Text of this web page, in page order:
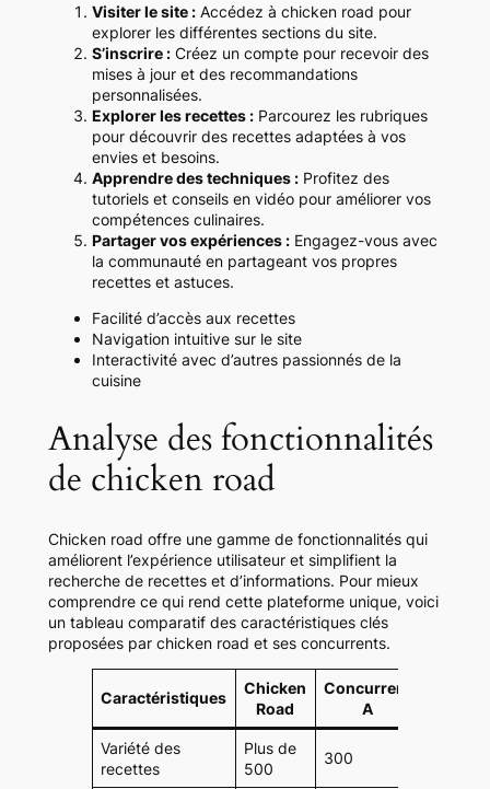
Visiter le site :Accédez à chicken road pour
explorer les différentes sections du site.
S’inscrire :Créez un compte pour recevoir des
mises à jour et des recommandations
personnalisées.
Explorer les recettes :Parcourez les rubriques
pour découvrir des recettes adaptées à vos
envies et besoins.
Apprendre des techniques :Profitez des
tutoriels et conseils en vidéo pour améliorer vos
compétences culinaires.
Partager vos expériences :Engagez-vous avec
la communauté en partageant vos propres
recettes et astuces.
Facilité d’accès aux recettes
Navigation intuitive sur le site
Interactivité avec d’autres passionnés de la
cuisine
Analyse des fonctionnalités
de chicken road
Chicken road offre une gamme de fonctionnalités qui
améliorent l’expérience utilisateur et simplifient la
recherche de recettes et d’informations. Pour mieux
comprendre ce qui rend cette plateforme unique, voici
un tableau comparatif des caractéristiques clés
proposées par chicken road et ses concurrents.
Caractéristiques
Chicken
Road
Concurrent
A
Variété des
recettes
Plus de
500
300